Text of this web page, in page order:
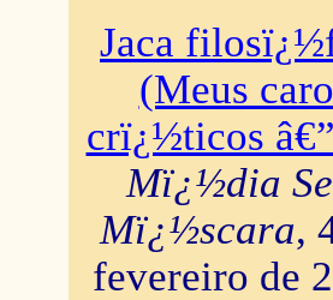
Jaca
(Meus
crï¿½ticos
Mï¿½dia
Mï¿½scara,
fevereiro de